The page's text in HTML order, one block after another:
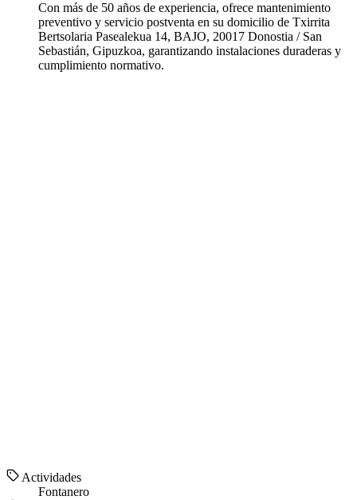
Con más de 50 años de experiencia, ofrece mantenimiento
preventivo y servicio postventa en su domicilio de Txirrita
Bertsolaria Pasealekua 14, BAJO, 20017 Donostia / San
Sebastián, Gipuzkoa, garantizando instalaciones duraderas y
cumplimiento normativo.
Actividades
Fontanero